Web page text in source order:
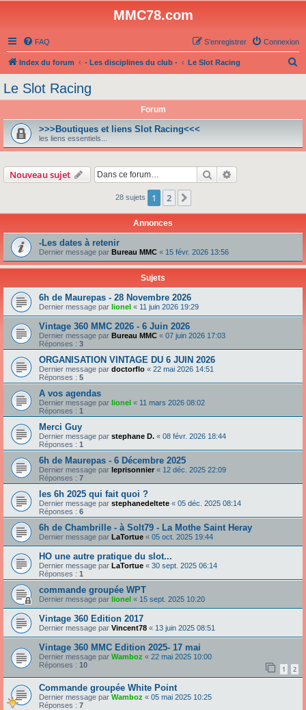
MMC78.com
FAQ Connexion
S’enregistrer
Index du forum - Les disciplines du club - Le Slot Racing
Le Slot Racing
Forum
>>>Boutiques et liens Slot Racing<<<
les liens essentiels...
Nouveau sujet Rechercher
28 sujets 1 2
Annonces
-Les dates à retenir
Dernier message par Bureau MMC « 15 févr. 2026 13:56
Sujets
6h de Maurepas - 28 Novembre 2026
Dernier message par lionel « 11 juin 2026 19:29
Vintage 360 MMC 2026 - 6 Juin 2026
Dernier message par Bureau MMC « 07 juin 2026 17:03
Réponses : 3
ORGANISATION VINTAGE DU 6 JUIN 2026
Dernier message par doctorflo « 22 mai 2026 14:51
Réponses : 5
A vos agendas
Dernier message par lionel « 11 mars 2026 08:02
Réponses : 1
Merci Guy
Dernier message par stephane D. « 08 févr. 2026 18:44
Réponses : 1
6h de Maurepas - 6 Décembre 2025
Dernier message par leprisonnier « 12 déc. 2025 22:09
Réponses : 7
les 6h 2025 qui fait quoi ?
Dernier message par stephanedeltete « 05 déc. 2025 08:14
Réponses : 6
6h de Chambrille - à Solt79 - La Mothe Saint Heray
Dernier message par LaTortue « 05 oct. 2025 19:44
HO une autre pratique du slot...
Dernier message par LaTortue « 30 sept. 2025 06:14
Réponses : 1
commande groupée WPT
Dernier message par lionel « 15 sept. 2025 10:20
Vintage 360 Edition 2017
Dernier message par Vincent78 « 13 juin 2025 08:51
Vintage 360 MMC Edition 2025- 17 mai
Dernier message par Wamboz « 22 mai 2025 10:00
Réponses : 10 1 2
Commande groupée White Point
Dernier message par Wamboz « 05 mai 2025 10:25
Réponses : 7